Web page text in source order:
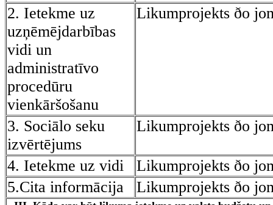
2. Ietekme uz
uzņēmējdarbības
vidi un
administratīvo
procedūru
vienkāršošanu
Likumprojekts ðo
3. Sociālo seku
izvērtējums
Likumprojekts ðo
4. Ietekme uz vidi
Likumprojekts ðo
5.Cita informācija
Likumprojekts ðo